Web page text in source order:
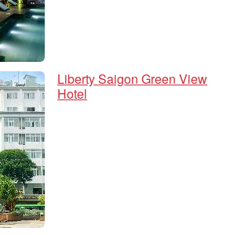
Liberty Saigon Green View
Hotel